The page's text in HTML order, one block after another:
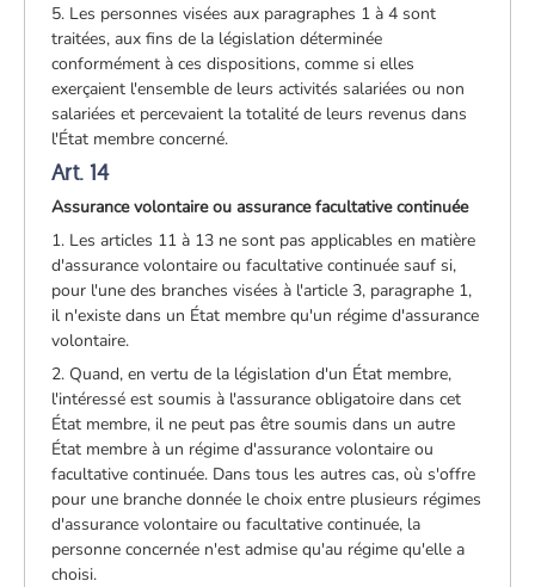
5. Les personnes visées aux paragraphes 1 à 4 sont
traitées, aux fins de la législation déterminée
conformément à ces dispositions, comme si elles
exerçaient l'ensemble de leurs activités salariées ou non
salariées et percevaient la totalité de leurs revenus dans
l'État membre concerné.
Art. 14
Assurance volontaire ou assurance facultative continuée
1. Les articles 11 à 13 ne sont pas applicables en matière
d'assurance volontaire ou facultative continuée sauf si,
pour l'une des branches visées à l'article 3, paragraphe 1,
il n'existe dans un État membre qu'un régime d'assurance
volontaire.
2. Quand, en vertu de la législation d'un État membre,
l'intéressé est soumis à l'assurance obligatoire dans cet
État membre, il ne peut pas être soumis dans un autre
État membre à un régime d'assurance volontaire ou
facultative continuée. Dans tous les autres cas, où s'offre
pour une branche donnée le choix entre plusieurs régimes
d'assurance volontaire ou facultative continuée, la
personne concernée n'est admise qu'au régime qu'elle a
choisi.